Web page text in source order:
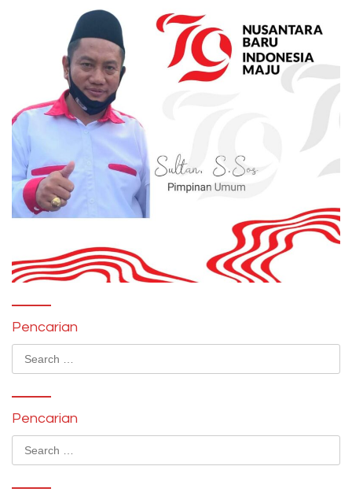
Pencarian
Pencarian